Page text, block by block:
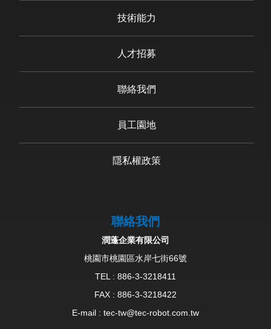
技術能力
人才招募
聯絡我們
員工園地
隱私權政策
聯絡我們
潤蓬企業有限公司
桃園市桃園區水岸七街66號
TEL : 886-3-3218411
FAX : 886-3-3218422
E-mail : tec-tw@tec-robot.com.tw